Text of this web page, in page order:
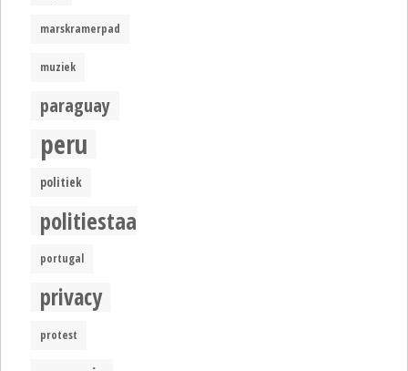
marskramerpad
muziek
paraguay
peru
politiek
politiestaat
portugal
privacy
protest